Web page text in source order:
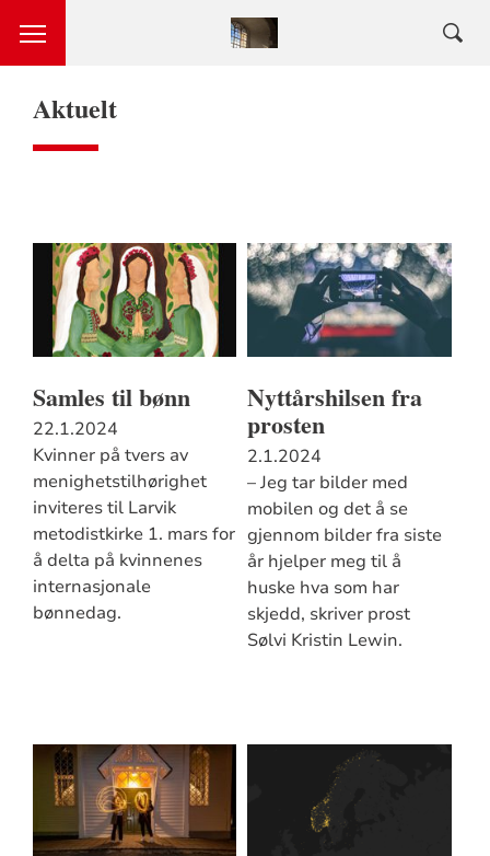
Aktuelt
Samles til bønn
22.1.2024
Kvinner på tvers av
menighetstilhørighet
inviteres til Larvik
metodistkirke 1. mars for
å delta på kvinnenes
internasjonale
bønnedag.
Nyttårshilsen fra
prosten
2.1.2024
– Jeg tar bilder med
mobilen og det å se
gjennom bilder fra siste
år hjelper meg til å
huske hva som har
skjedd, skriver prost
Sølvi Kristin Lewin.